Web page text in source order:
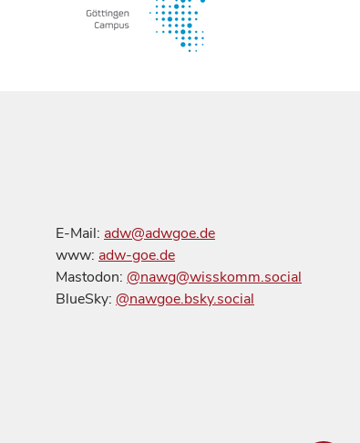
E-Mail: adw@adwgoe.de
www: adw-goe.de
Mastodon: @nawg@wisskomm.social
BlueSky: @nawgoe.bsky.social